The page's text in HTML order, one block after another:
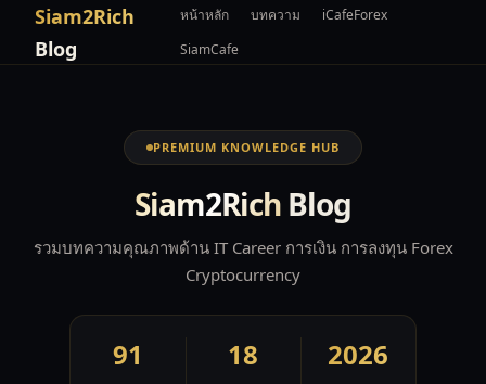
Siam2Rich
Blog
หน้าหลัก บทความ
iCafeForex
SiamCafe
PREMIUM KNOWLEDGE HUB
Siam2Rich Blog
รวมบทความคุณภาพด้าน IT Career การเงิน การลงทุน Forex
Cryptocurrency
91 18 2026